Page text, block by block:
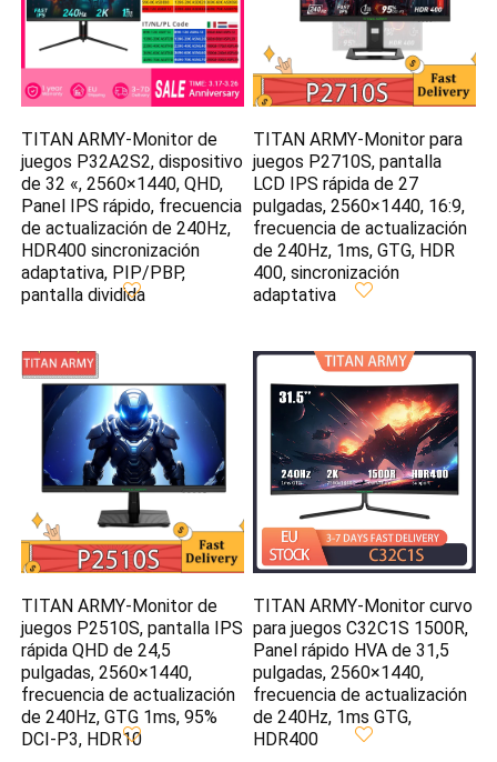
TITAN ARMY-Monitor de
juegos P32A2S2, dispositivo
de 32 «, 2560×1440, QHD,
Panel IPS rápido, frecuencia
de actualización de 240Hz,
HDR400 sincronización
adaptativa, PIP/PBP,
pantalla dividida
TITAN ARMY-Monitor para
juegos P2710S, pantalla
LCD IPS rápida de 27
pulgadas, 2560×1440, 16:9,
frecuencia de actualización
de 240Hz, 1ms, GTG, HDR
400, sincronización
adaptativa
TITAN ARMY-Monitor de
juegos P2510S, pantalla IPS
rápida QHD de 24,5
pulgadas, 2560×1440,
frecuencia de actualización
de 240Hz, GTG 1ms, 95%
DCI-P3, HDR10
TITAN ARMY-Monitor curvo
para juegos C32C1S 1500R,
Panel rápido HVA de 31,5
pulgadas, 2560×1440,
frecuencia de actualización
de 240Hz, 1ms GTG,
HDR400